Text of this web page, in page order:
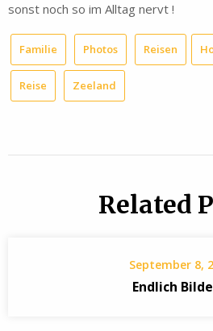
sonst noch so im Alltag nervt !
Familie Photos Reisen
Reise Zeeland
Related
September 8,
Endlich